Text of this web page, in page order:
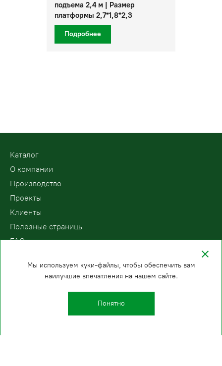
подъема 2,4 м | Размер
платформы 2,7*1,8*2,3
Подробнее
Kаталог
О компании
Производство
Проекты
Клиенты
Полезные страницы
FAQ
8 (800) 200-78-15
E-mail:
Мы используем куки-файлы, чтобы обеспечить вам
наилучшие впечатления на нашем сайте.
Понятно